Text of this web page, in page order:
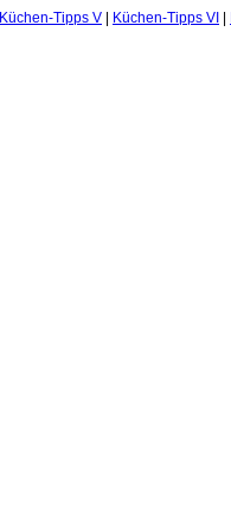
Küchen-Tipps V Küchen-Tipps VI